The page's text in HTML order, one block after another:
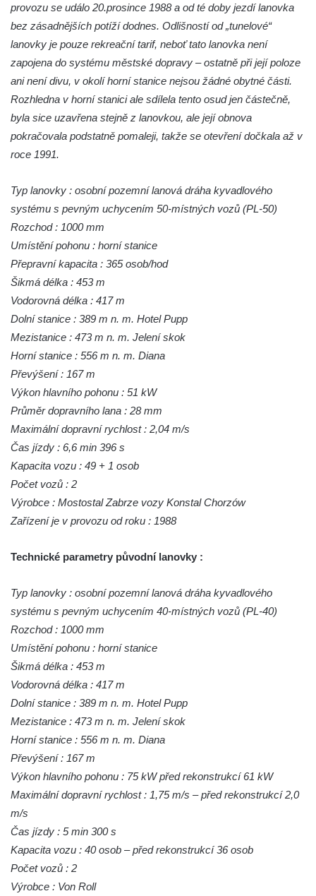
provozu se událo 20.prosince 1988 a od té doby jezdí lanovka
bez zásadnějších potíží dodnes. Odlišností od „tunelové“
lanovky je pouze rekreační tarif, neboť tato lanovka není
zapojena do systému městské dopravy – ostatně při její poloze
ani není divu, v okolí horní stanice nejsou žádné obytné části.
Rozhledna v horní stanici ale sdílela tento osud jen částečně,
byla sice uzavřena stejně z lanovkou, ale její obnova
pokračovala podstatně pomaleji, takže se otevření dočkala až v
roce 1991.
Typ lanovky : osobní pozemní lanová dráha kyvadlového
systému s pevným uchycením 50-místných vozů (PL-50)
Rozchod : 1000 mm
Umístění pohonu : horní stanice
Přepravní kapacita : 365 osob/hod
Šikmá délka : 453 m
Vodorovná délka : 417 m
Dolní stanice : 389 m n. m. Hotel Pupp
Mezistanice : 473 m n. m. Jelení skok
Horní stanice : 556 m n. m. Diana
Převýšení : 167 m
Výkon hlavního pohonu : 51 kW
Průměr dopravního lana : 28 mm
Maximální dopravní rychlost : 2,04 m/s
Čas jízdy : 6,6 min 396 s
Kapacita vozu : 49 + 1 osob
Počet vozů : 2
Výrobce : Mostostal Zabrze vozy Konstal Chorzów
Zařízení je v provozu od roku : 1988
Technické parametry původní lanovky :
Typ lanovky : osobní pozemní lanová dráha kyvadlového
systému s pevným uchycením 40-místných vozů (PL-40)
Rozchod : 1000 mm
Umístění pohonu : horní stanice
Šikmá délka : 453 m
Vodorovná délka : 417 m
Dolní stanice : 389 m n. m. Hotel Pupp
Mezistanice : 473 m n. m. Jelení skok
Horní stanice : 556 m n. m. Diana
Převýšení : 167 m
Výkon hlavního pohonu : 75 kW před rekonstrukcí 61 kW
Maximální dopravní rychlost : 1,75 m/s – před rekonstrukcí 2,0
m/s
Čas jízdy : 5 min 300 s
Kapacita vozu : 40 osob – před rekonstrukcí 36 osob
Počet vozů : 2
Výrobce : Von Roll